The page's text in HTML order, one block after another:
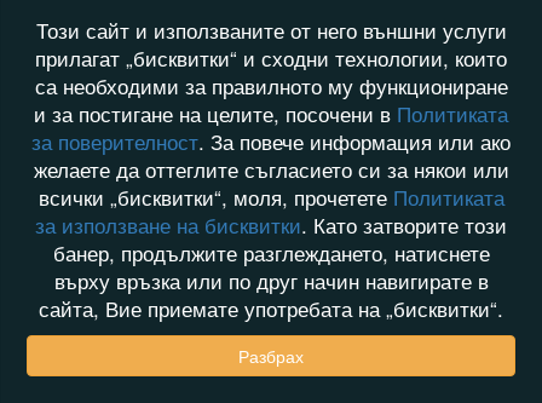
Този сайт и използваните от него външни услуги
прилагат „бисквитки“ и сходни технологии, които
са необходими за правилното му функциониране
и за постигане на целите, посочени в Политиката
за поверителност. За повече информация или ако
желаете да оттеглите съгласието си за някои или
всички „бисквитки“, моля, прочетете Политиката
за използване на бисквитки. Като затворите този
банер, продължите разглеждането, натиснете
върху връзка или по друг начин навигирате в
сайта, Вие приемате употребата на „бисквитки“.
Разбрах